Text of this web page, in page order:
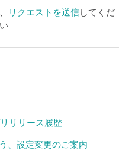
リクエストを送信してくだ
リリース履歴
、設定変更のご案内